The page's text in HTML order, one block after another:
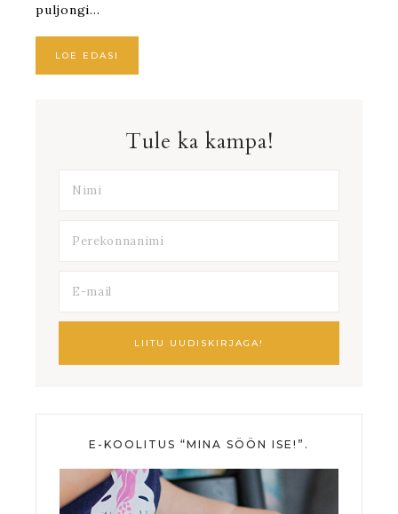
puljongi…
LOE EDASI
Tule ka kampa!
E-KOOLITUS “MINA SÖÖN ISE!”.